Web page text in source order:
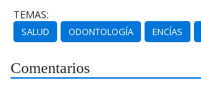
TEMAS:
SALUD ODONTOLOGÍA ENCÍAS
Comentarios